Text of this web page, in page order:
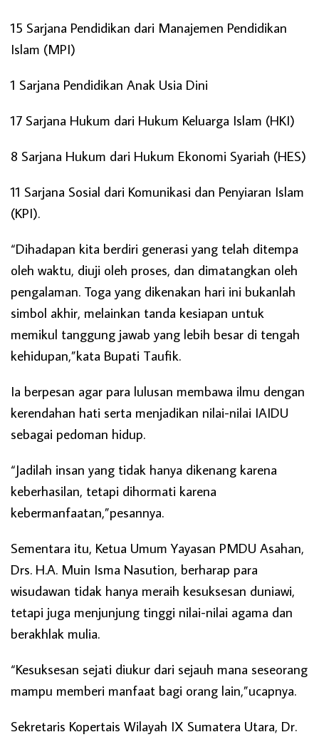
15 Sarjana Pendidikan dari Manajemen Pendidikan
Islam (MPI)
1 Sarjana Pendidikan Anak Usia Dini
17 Sarjana Hukum dari Hukum Keluarga Islam (HKI)
8 Sarjana Hukum dari Hukum Ekonomi Syariah (HES)
11 Sarjana Sosial dari Komunikasi dan Penyiaran Islam
(KPI).
“Dihadapan kita berdiri generasi yang telah ditempa
oleh waktu, diuji oleh proses, dan dimatangkan oleh
pengalaman. Toga yang dikenakan hari ini bukanlah
simbol akhir, melainkan tanda kesiapan untuk
memikul tanggung jawab yang lebih besar di tengah
kehidupan,”kata Bupati Taufik.
Ia berpesan agar para lulusan membawa ilmu dengan
kerendahan hati serta menjadikan nilai-nilai IAIDU
sebagai pedoman hidup.
“Jadilah insan yang tidak hanya dikenang karena
keberhasilan, tetapi dihormati karena
kebermanfaatan,”pesannya.
Sementara itu, Ketua Umum Yayasan PMDU Asahan,
Drs. H.A. Muin Isma Nasution, berharap para
wisudawan tidak hanya meraih kesuksesan duniawi,
tetapi juga menjunjung tinggi nilai-nilai agama dan
berakhlak mulia.
“Kesuksesan sejati diukur dari sejauh mana seseorang
mampu memberi manfaat bagi orang lain,”ucapnya.
Sekretaris Kopertais Wilayah IX Sumatera Utara, Dr.